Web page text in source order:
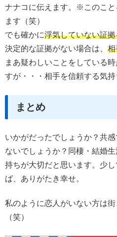
ナナコに伝えます。※このこと
ます（笑）
でも確かに浮気していない証
決定的な証拠がない場合は、 相
まあ疑わしいことをしている
すが・・・相手を信頼する気持
まとめ
いかがだったでしょうか？共
ないでしょうか？同棲・結婚
持ちが大切だと思います。少
ば、ありがたき幸せ。
私のように恋人がいない方は
（笑）